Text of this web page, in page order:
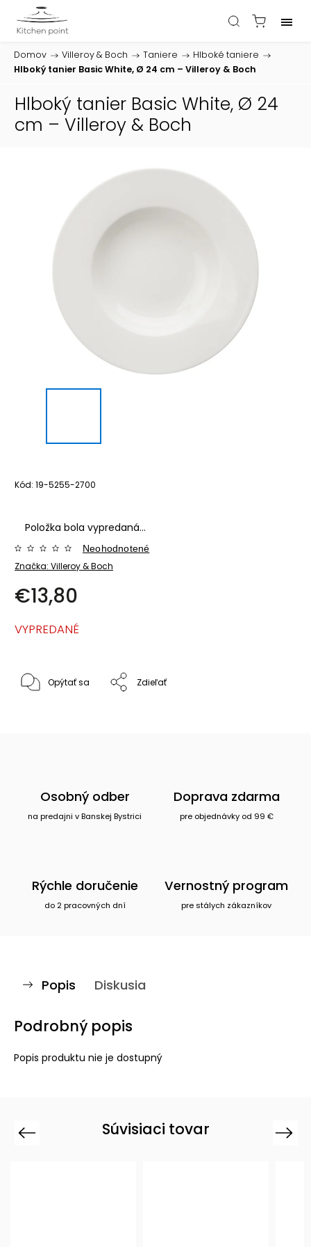
Domov / Villeroy & Boch / Taniere / Hlboké taniere /
Hlboký tanier Basic White, Ø 24 cm – Villeroy & Boch
Hlboký tanier Basic White, Ø 24
cm – Villeroy & Boch
Kód: 19-5255-2700
Položka bola vypredaná…
Značka: Villeroy & Boch
Neohodnotené
€13,80
VYPREDANÉ
Opýtať sa Zdieľať
Osobný odber
na predajni v Banskej Bystrici
Doprava zdarma
pre objednávky od 99 €
Rýchle doručenie
do 2 pracovných dní
Vernostný program
pre stálych zákazníkov
Popis Diskusia
Podrobný popis
Popis produktu nie je dostupný
Súvisiaci tovar
Previous Next